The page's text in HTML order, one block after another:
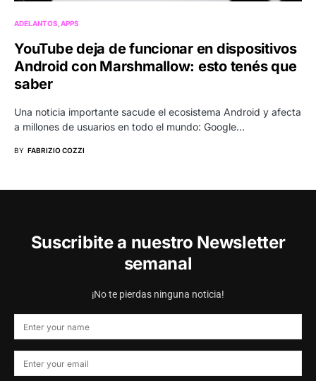
ADELANTOS APPS
YouTube deja de funcionar en dispositivos
Android con Marshmallow: esto tenés que
saber
Una noticia importante sacude el ecosistema Android y afecta
a millones de usuarios en todo el mundo: Google…
BY FABRIZIO COZZI
Suscribite a nuestro Newsletter
semanal
¡No te pierdas ninguna noticia!